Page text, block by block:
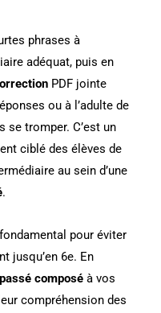
phrases à
adéquat, puis en
PDF jointe
ou à l’adulte de
se tromper. C’est un
ciblé des élèves de
au sein d’une
.
pour éviter
jusqu’en 6e. En
passé composé à vos
compréhension des